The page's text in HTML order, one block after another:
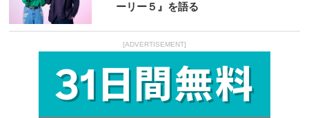
ーリー５』を語る
[ADVERTISEMENT]